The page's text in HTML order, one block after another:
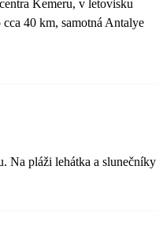
Kemeru, v letovisku
40 km, samotná Antalye
Na pláži lehátka a slunečníky